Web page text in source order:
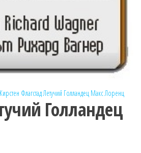
Кирстен ФлагстадЛетучий Голландец Макс Лоренц
Голландец